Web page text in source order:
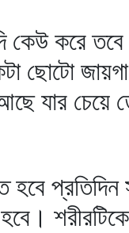
করে তবে
ছোটো
যার চেয়ে
হবে